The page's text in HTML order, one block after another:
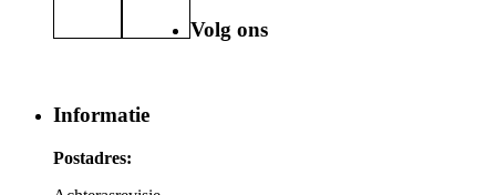
Volg ons
Informatie
Postadres: